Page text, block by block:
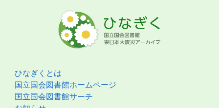
ひなぎくとは
国立国会図書館ホームページ
国立国会図書館サーチ